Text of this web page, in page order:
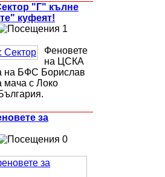
"Г" кълне
куфеят!
1
Феновете
на ЦСКА
на БФС Борислав
мача с Локо
за
0